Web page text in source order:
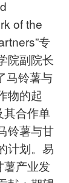
of the
专
院副院长
马铃薯与
物的起
其合作单
铃薯与甘
计划。易
薯产业发